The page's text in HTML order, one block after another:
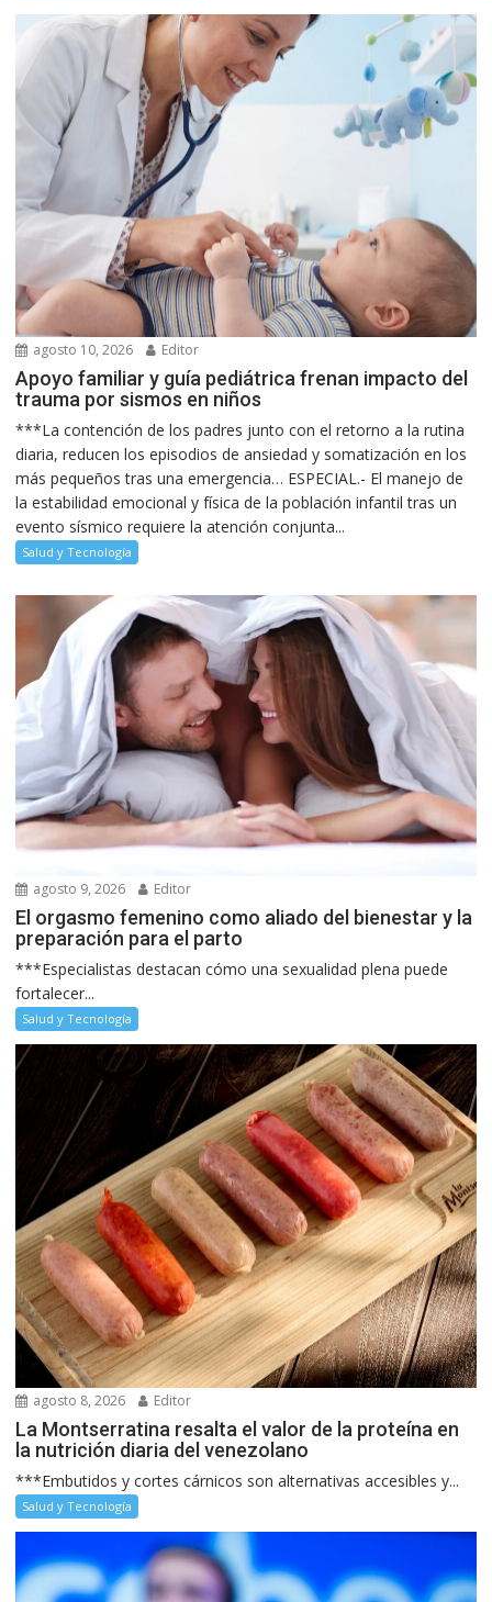
agosto 10, 2026 Editor
Apoyo familiar y guía pediátrica frenan impacto del
trauma por sismos en niños
***La contención de los padres junto con el retorno a la rutina
diaria, reducen los episodios de ansiedad y somatización en los
más pequeños tras una emergencia… ESPECIAL.- El manejo de
la estabilidad emocional y física de la población infantil tras un
evento sísmico requiere la atención conjunta...
Salud y Tecnología
agosto 9, 2026 Editor
El orgasmo femenino como aliado del bienestar y la
preparación para el parto
***Especialistas destacan cómo una sexualidad plena puede
fortalecer...
Salud y Tecnología
agosto 8, 2026 Editor
La Montserratina resalta el valor de la proteína en
la nutrición diaria del venezolano
***Embutidos y cortes cárnicos son alternativas accesibles y...
Salud y Tecnología